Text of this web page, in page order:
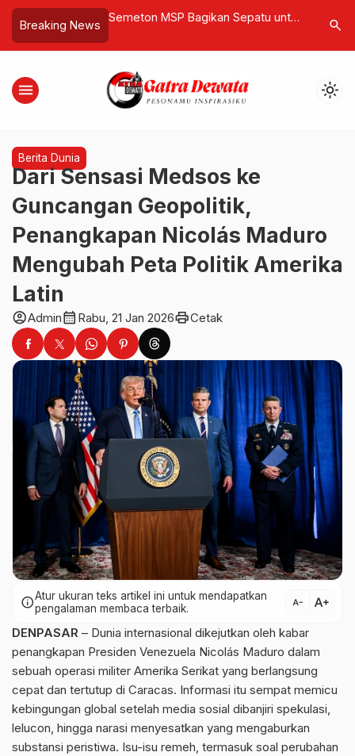
Breaking News
Pelaksanaan
2026 Lebih
Semeton MSP Bagikan Sepatu untuk
Pemicu Putus Sekolah
Bali
Benoa
search
menu light_mode
Berita Dunia
Dari Sensasi Medsos ke
Guncangan Geopolitik,
Penangkapan Nicolás Maduro
Mengubah Peta Politik Amerika
Latin
account_circleAdmincalendar_month Rabu, 21 Jan 2026printCetak
infoAtur ukuran teks artikel ini untuk mendapatkan
pengalaman membaca terbaik.
text_decrease text_increase
DENPASAR – Dunia internasional dikejutkan oleh kabar
penangkapan Presiden Venezuela Nicolás Maduro dalam
sebuah operasi militer Amerika Serikat yang berlangsung
cepat dan tertutup di Caracas. Informasi itu sempat memicu
kebingungan global setelah media sosial dibanjiri spekulasi,
lelucon, hingga narasi menyesatkan yang mengaburkan
substansi peristiwa. Isu-isu remeh, termasuk soal perubahan